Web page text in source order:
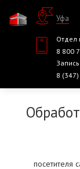
Уфа
Отдел
8 800
8
посетителя